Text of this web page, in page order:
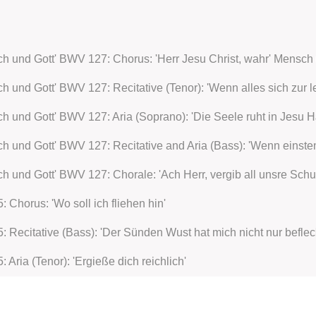
und Gott' BWV 127: Chorus: 'Herr Jesu Christ, wahr' Mensch
und Gott' BWV 127: Aria (Soprano): 'Die Seele ruht in Jesu
und Gott' BWV 127: Chorale: 'Ach Herr, vergib all unsre
Chorus: 'Wo soll ich fliehen hin'
Recitative (Bass): 'Der Sünden Wust hat mich nicht nur
Aria (Tenor): 'Ergieße dich reichlich'